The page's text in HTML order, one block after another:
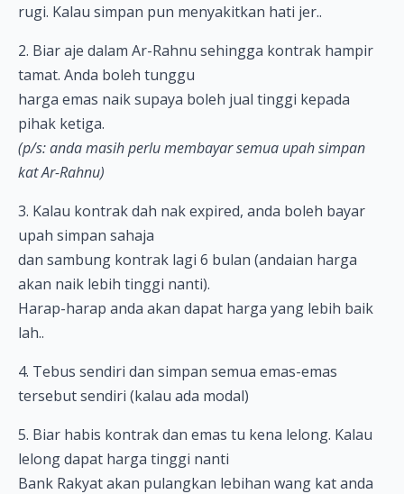
rugi. Kalau simpan pun menyakitkan hati jer..
2. Biar aje dalam Ar-Rahnu sehingga kontrak hampir
tamat. Anda boleh tunggu
harga emas naik supaya boleh jual tinggi kepada
pihak ketiga.
(p/s: anda masih perlu membayar semua upah simpan
kat Ar-Rahnu)
3. Kalau kontrak dah nak expired, anda boleh bayar
upah simpan sahaja
dan sambung kontrak lagi 6 bulan (andaian harga
akan naik lebih tinggi nanti).
Harap-harap anda akan dapat harga yang lebih baik
lah..
4. Tebus sendiri dan simpan semua emas-emas
tersebut sendiri (kalau ada modal)
5. Biar habis kontrak dan emas tu kena lelong. Kalau
lelong dapat harga tinggi nanti
Bank Rakyat akan pulangkan lebihan wang kat anda